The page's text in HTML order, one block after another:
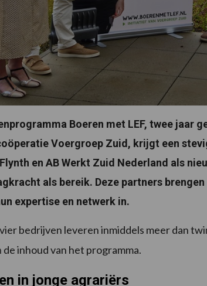
Boeren met LEF, twee jaar
Voergroep Zuid, krijgt een
en AB Werkt Zuid Nederland als
als bereik. Deze partners
expertise en netwerk in.
bedrijven leveren inmiddels meer dan
de inhoud van het programma.
in jonge agrariërs